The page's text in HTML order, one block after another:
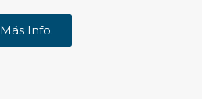
Más Info.